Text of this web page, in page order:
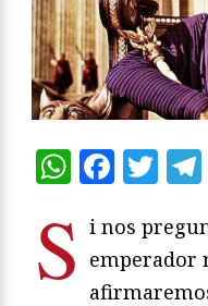
S i nos
emperador